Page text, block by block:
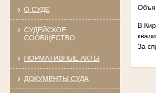
О СУДЕ
СУДЕЙСКОЕ
СООБЩЕСТВО
НОРМАТИВНЫЕ АКТЫ
ДОКУМЕНТЫ СУДА
В
За